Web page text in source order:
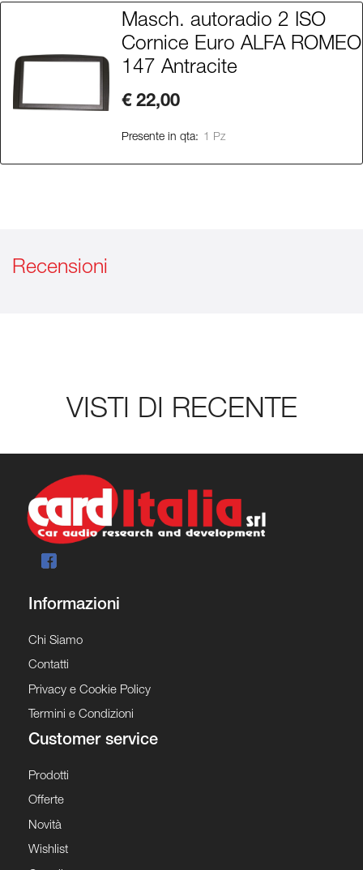
Masch. autoradio 2 ISO
Cornice Euro ALFA ROMEO
147 Antracite
€ 22,00
Presente in qta: 1 Pz
Recensioni
VISTI DI RECENTE
Informazioni
Chi Siamo
Contatti
Privacy e Cookie Policy
Termini e Condizioni
Customer service
Prodotti
Offerte
Novità
Wishlist